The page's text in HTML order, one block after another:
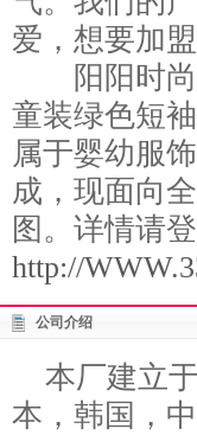
爱，想要加
阳阳时尚
童装绿色短
属于婴幼服
成，现面向
图。详情请登
http://
公司介绍
本厂建立
本，韩国，